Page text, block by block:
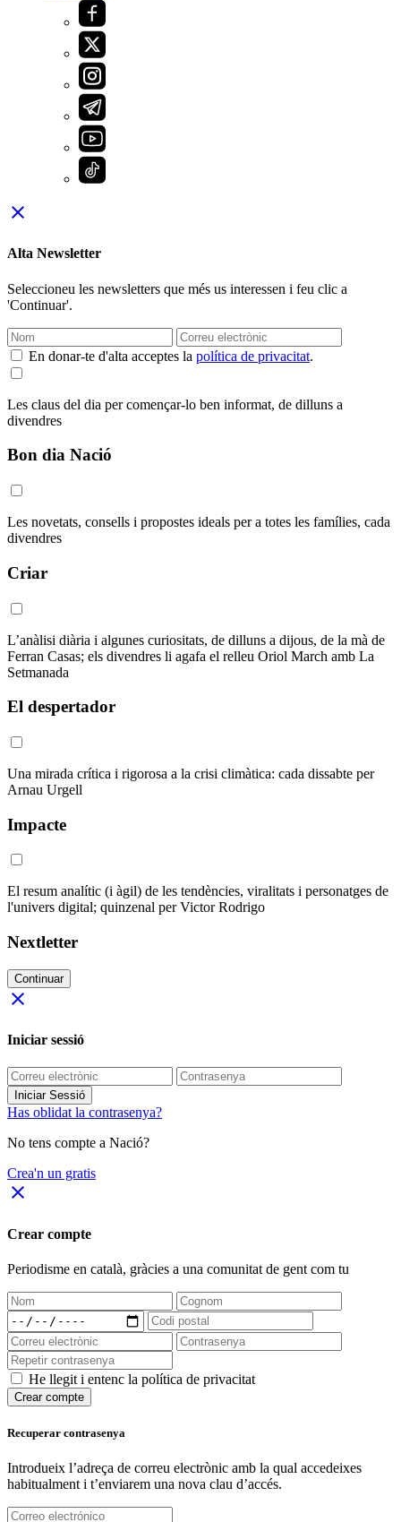
close
Alta Newsletter
Seleccioneu les newsletters que més us interessen i feu clic a
'Continuar'.
En donar-te d'alta acceptes la política de privacitat.
Les claus del dia per començar-lo ben informat, de dilluns a
divendres
Bon dia Nació
Les novetats, consells i propostes ideals per a totes les famílies, cada
divendres
Criar
L’anàlisi diària i algunes curiositats, de dilluns a dijous, de la mà de
Ferran Casas; els divendres li agafa el relleu Oriol March amb La
Setmanada
El despertador
Una mirada crítica i rigorosa a la crisi climàtica: cada dissabte per
Arnau Urgell
Impacte
El resum analític (i àgil) de les tendències, viralitats i personatges de
l'univers digital; quinzenal per Victor Rodrigo
Nextletter
Continuar
close
Iniciar sessió
Iniciar Sessió
Has oblidat la contrasenya?
No tens compte a Nació?
Crea'n un gratis
close
Crear compte
Periodisme en català, gràcies a una comunitat de gent com tu
He llegit i entenc la política de privacitat
Crear compte
Recuperar contrasenya
Introdueix l’adreça de correu electrònic amb la qual accedeixes
habitualment i t’enviarem una nova clau d’accés.